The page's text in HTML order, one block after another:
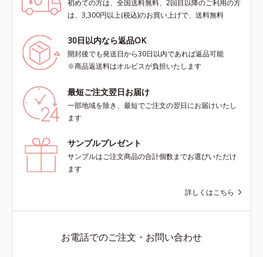
初めての方は、全国送料無料、2回目以降のご利用の方
は、3,300円以上(税込)のお買い上げで、送料無料
30日以内なら返品OK
開封後でも発送日から30日以内であれば返品可能
※商品返送料はオルビスが負担いたします
最短ご注文翌日お届け
一部地域を除き、最短でご注文の翌日にお届けいたし
ます
サンプルプレゼント
サンプルはご注文商品の合計個数までお選びいただけ
ます
詳しくはこちら
お電話でのご注文・お問い合わせ